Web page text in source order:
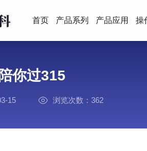
首页 产品系列 产品应用 操
你过315
15 浏览次数：362